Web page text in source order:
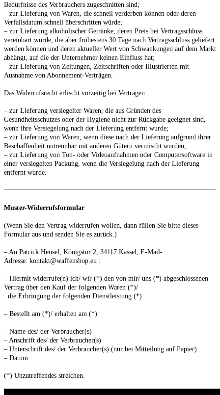
Bedürfnisse des Verbrauchers zugeschnitten sind;
– zur Lieferung von Waren, die schnell verderben können oder deren
Verfallsdatum schnell überschritten würde;
– zur Lieferung alkoholischer Getränke, deren Preis bei Vertragsschluss
vereinbart wurde, die aber frühestens 30 Tage nach Vertragsschluss geliefert
werden können und deren aktueller Wert von Schwankungen auf dem Markt
abhängt, auf die der Unternehmer keinen Einfluss hat;
– zur Lieferung von Zeitungen, Zeitschriften oder Illustrierten mit
Ausnahme von Abonnement-Verträgen.
Das Widerrufsrecht erlischt vorzeitig bei Verträgen
– zur Lieferung versiegelter Waren, die aus Gründen des
Gesundheitsschutzes oder der Hygiene nicht zur Rückgabe geeignet sind,
wenn ihre Versiegelung nach der Lieferung entfernt wurde;
– zur Lieferung von Waren, wenn diese nach der Lieferung aufgrund ihrer
Beschaffenheit untrennbar mit anderen Gütern vermischt wurden;
– zur Lieferung von Ton- oder Videoaufnahmen oder Computersoftware in
einer versiegelten Packung, wenn die Versiegelung nach der Lieferung
entfernt wurde.
Muster-Widerrufsformular
(Wenn Sie den Vertrag widerrufen wollen, dann füllen Sie bitte dieses
Formular aus und senden Sie es zurück.)
– An Patrick Hensel, Königstor 2, 34117 Kassel
E-Mail-
Adresse: kontakt@waffenshop.eu :
– Hiermit widerrufe(n) ich/ wir (*) den von mir/ uns (*) abgeschlossenen
Vertrag über den Kauf der folgenden Waren (*)/
die Erbringung der folgenden Dienstleistung (*)
– Bestellt am (*)/ erhalten am (*)
– Name des/ der Verbraucher(s)
– Anschrift des/ der Verbraucher(s)
– Unterschrift des/ der Verbraucher(s) (nur bei Mitteilung auf Papier)
– Datum
(*) Unzutreffendes streichen.